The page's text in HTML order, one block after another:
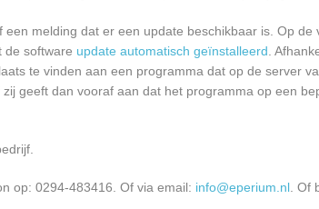
melding dat er een update beschikbaar is. Op
de software update automatisch geïnstalleerd .
te vinden aan een programma dat op de server
geeft dan vooraf aan dat het programma op een
op: 0294-483416. Of via email: info@eperium.nl .